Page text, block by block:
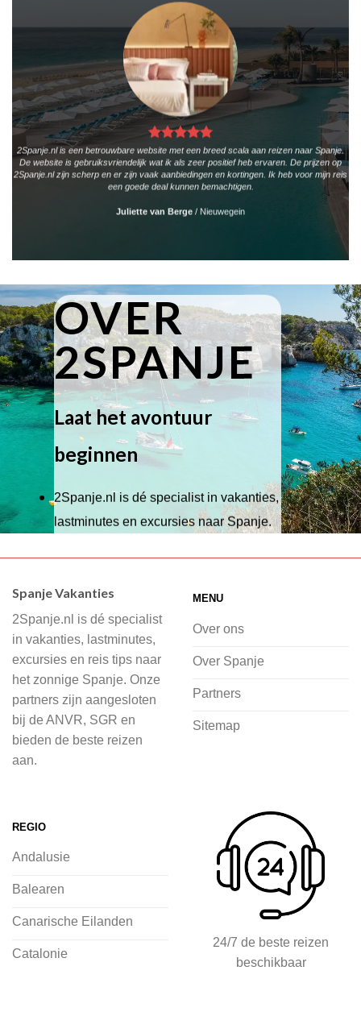
2Spanje.nl is een betrouwbare website met een breed scala aan reizen naar Spanje.
De website is gebruiksvriendelijk wat ik als zeer positief heb ervaren. De prijzen op
2Spanje.nl zijn scherp en er zijn vaak aanbiedingen en kortingen. Ik heb voor mijn reis
een goede deal kunnen bemachtigen.
Juliette van Berge / Nieuwegein
OVER
2SPANJE
Laat het avontuur
beginnen
2Spanje.nl is dé specialist in vakanties,
lastminutes en excursies naar Spanje.
Wij hebben een breed scala aan
of je nu wilt relaxen op het strand,
cultuur wilt ontdekken of avontuur zoekt
in de natuur.
Bij 2Spanje.nl begint de voorpret al
voordat je het vliegtuig instapt, door
inspiratie op te doen over dit zonnige
vliegvakantie zoeken en boeken bij
2Spanje.nl, met een team dat altijd
klaarstaat om eventuele vragen te
beantwoorden en ervoor te zorgen dat
jij met een gerust hart op vakantie kunt
Spanje Vakanties
2Spanje.nl is dé specialist
in vakanties, lastminutes,
excursies en reis tips naar
het zonnige Spanje. Onze
partners zijn aangesloten
bij de ANVR, SGR en
bieden de beste reizen
aan.
MENU
Over ons
Over Spanje
Partners
Sitemap
REGIO
Andalusie
Balearen
Canarische Eilanden
Catalonie
24/7 de beste reizen
beschikbaar